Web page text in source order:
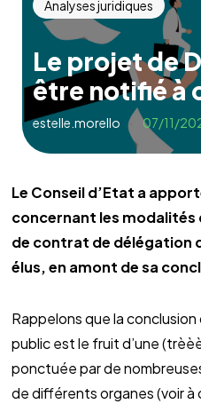
Analyses juridiques
Le projet de
être notifié à
estelle.morello 07/11/
Le Conseil d’Etat a
concernant les
de contrat de délégation
élus, en amont de sa
Rappelons que la
public est le fruit d’une
ponctuée par de
de différents organes (voir